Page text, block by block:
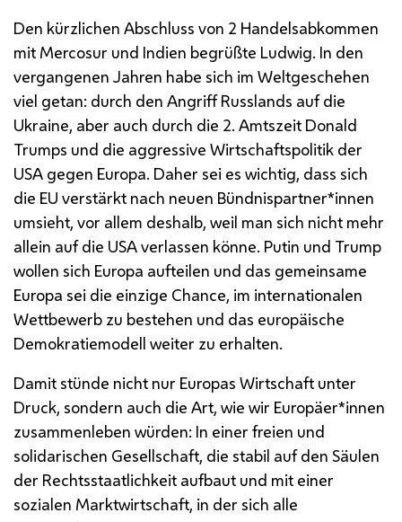
Den kürzlichen Abschluss von 2 Handelsabkommen
mit Mercosur und Indien begrüßte Ludwig. In den
vergangenen Jahren habe sich im Weltgeschehen
viel getan: durch den Angriff Russlands auf die
Ukraine, aber auch durch die 2. Amtszeit Donald
Trumps und die aggressive Wirtschaftspolitik der
USA gegen Europa. Daher sei es wichtig, dass sich
die EU verstärkt nach neuen Bündnispartner*innen
umsieht, vor allem deshalb, weil man sich nicht mehr
allein auf die USA verlassen könne. Putin und Trump
wollen sich Europa aufteilen und das gemeinsame
Europa sei die einzige Chance, im internationalen
Wettbewerb zu bestehen und das europäische
Demokratiemodell weiter zu erhalten.
Damit stünde nicht nur Europas Wirtschaft unter
Druck, sondern auch die Art, wie wir Europäer*innen
zusammenleben würden: In einer freien und
solidarischen Gesellschaft, die stabil auf den Säulen
der Rechtsstaatlichkeit aufbaut und mit einer
sozialen Marktwirtschaft, in der sich alle